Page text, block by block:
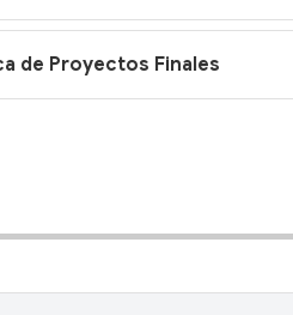
de Proyectos Finales